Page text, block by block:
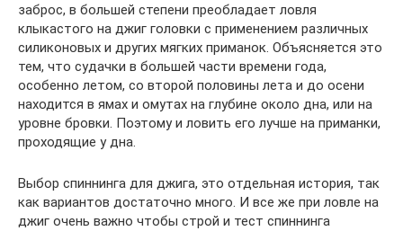
заброс, в большей степени преобладает ловля
клыкастого на джиг головки с применением различных
силиконовых и других мягких приманок. Объясняется это
тем, что судачки в большей части времени года,
особенно летом, со второй половины лета и до осени
находится в ямах и омутах на глубине около дна, или на
уровне бровки. Поэтому и ловить его лучше на приманки,
проходящие у дна.
Выбор спиннинга для джига, это отдельная история, так
как вариантов достаточно много. И все же при ловле на
джиг очень важно чтобы строй и тест спиннинга